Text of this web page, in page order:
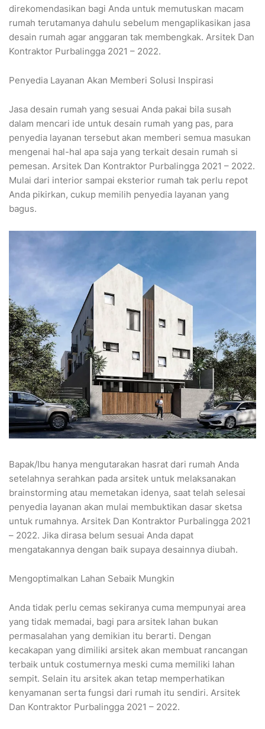
direkomendasikan bagi Anda untuk memutuskan macam
rumah terutamanya dahulu sebelum mengaplikasikan jasa
desain rumah agar anggaran tak membengkak. Arsitek Dan
Kontraktor Purbalingga 2021 – 2022.
Penyedia Layanan Akan Memberi Solusi Inspirasi
Jasa desain rumah yang sesuai Anda pakai bila susah
dalam mencari ide untuk desain rumah yang pas, para
penyedia layanan tersebut akan memberi semua masukan
mengenai hal-hal apa saja yang terkait desain rumah si
pemesan. Arsitek Dan Kontraktor Purbalingga 2021 – 2022.
Mulai dari interior sampai eksterior rumah tak perlu repot
Anda pikirkan, cukup memilih penyedia layanan yang
bagus.
Bapak/Ibu hanya mengutarakan hasrat dari rumah Anda
setelahnya serahkan pada arsitek untuk melaksanakan
brainstorming atau memetakan idenya, saat telah selesai
penyedia layanan akan mulai membuktikan dasar sketsa
untuk rumahnya. Arsitek Dan Kontraktor Purbalingga 2021
– 2022. Jika dirasa belum sesuai Anda dapat
mengatakannya dengan baik supaya desainnya diubah.
Mengoptimalkan Lahan Sebaik Mungkin
Anda tidak perlu cemas sekiranya cuma mempunyai area
yang tidak memadai, bagi para arsitek lahan bukan
permasalahan yang demikian itu berarti. Dengan
kecakapan yang dimiliki arsitek akan membuat rancangan
terbaik untuk costumernya meski cuma memiliki lahan
sempit. Selain itu arsitek akan tetap memperhatikan
kenyamanan serta fungsi dari rumah itu sendiri. Arsitek
Dan Kontraktor Purbalingga 2021 – 2022.